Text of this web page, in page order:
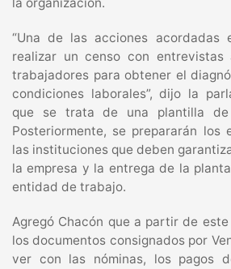
“Una de las acciones acordadas
realizar un censo con
trabajadores para obtener el
condiciones laborales”, dijo la
que se trata de una plantilla de
Posteriormente, se prepararán los
las instituciones que deben
la empresa y la entrega de la
entidad de trabajo.
Agregó Chacón que a partir de
los documentos consignados por
ver con las nóminas, los pagos